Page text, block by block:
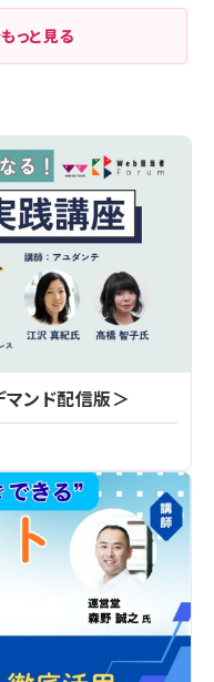
っと見る
ンド配信版＞